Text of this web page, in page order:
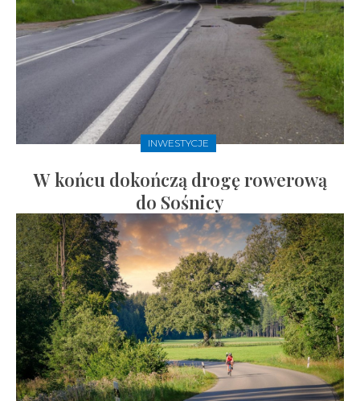
INWESTYCJE
W końcu dokończą drogę rowerową
do Sośnicy